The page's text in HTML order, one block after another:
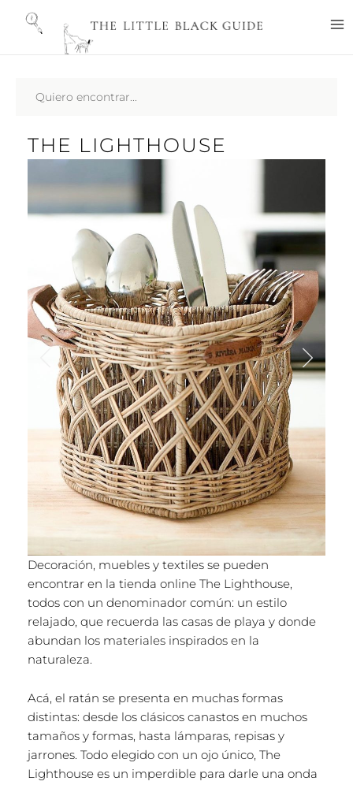
Decoración, muebles y textiles se pueden
encontrar en la tienda online The Lighthouse,
todos con un denominador común: un estilo
relajado, que recuerda las casas de playa y donde
abundan los materiales inspirados en la
naturaleza.
Acá, el ratán se presenta en muchas formas
distintas: desde los clásicos canastos en muchos
tamaños y formas, hasta lámparas, repisas y
jarrones. Todo elegido con un ojo único, The
Lighthouse es un imperdible para darle una onda
THE LIGHTHOUSE